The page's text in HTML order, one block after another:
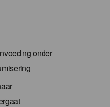
onder